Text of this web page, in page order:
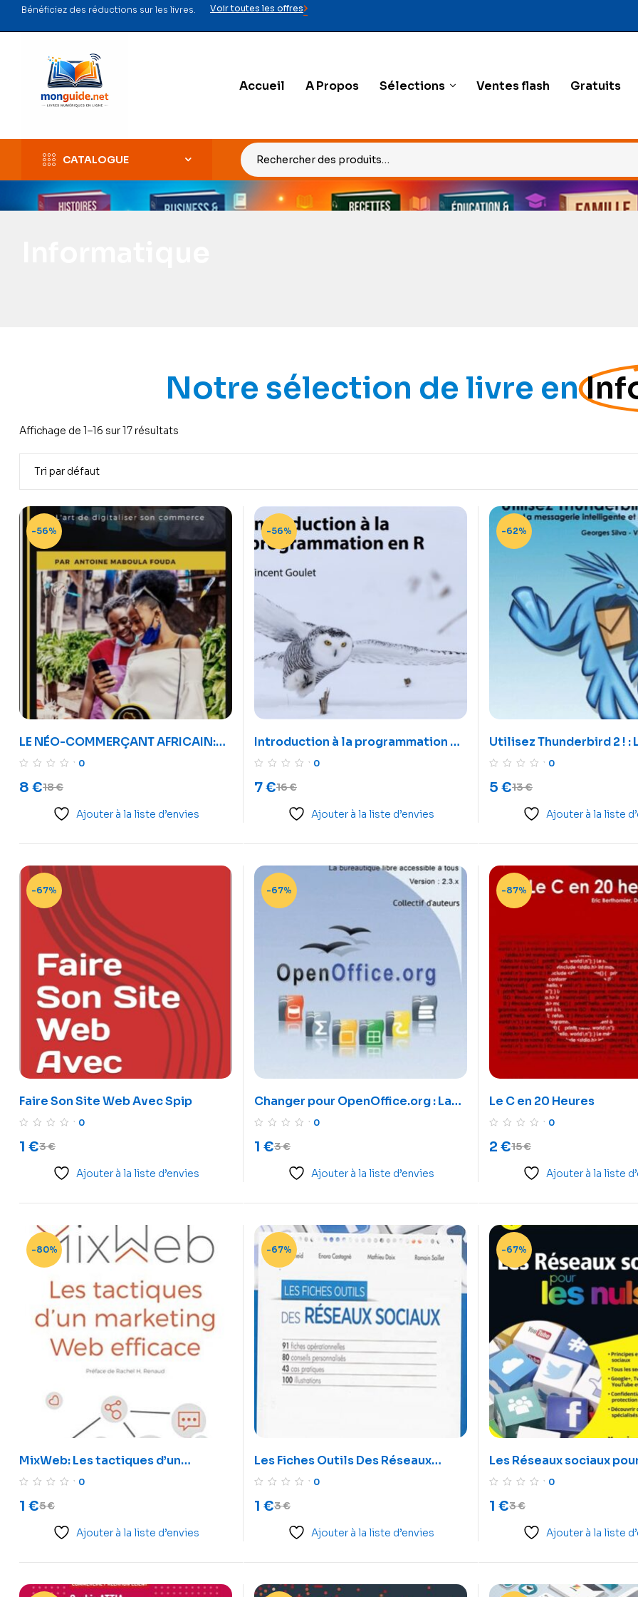
Bénéficiez des réductions sur les livres. Voir toutes les offres
Accueil A Propos Sélections Ventes flash Gratuits
CATALOGUE
Notre sélection de livre en
Affichage de 1–16 sur 17 résultats
-56%
LE NÉO-COMMERÇANT AFRICAIN:
L’art de digitaliser son commerce
0
18€
8 €
Ajouter à la liste d’envies
-56%
Introduction à la programmation en
R
0
16€
7€
Ajouter à la liste d’envies
-62%
Utilisez Thunderbird 2 ! :
messagerie intelligente
0
13€
5 €
Ajouter à la liste
-67%
Faire Son Site Web Avec Spip
0
3€
1 €
Ajouter à la liste d’envies
-67%
Changer pour OpenOffice.org : La
bureautique accessible à tous
0
3€
1 €
Ajouter à la liste d’envies
-87%
Le C en 20 Heures
0
15€
2 €
Ajouter à la liste
-80%
MixWeb: Les tactiques d’un
marketing Web efficace
0
5€
1 €
Ajouter à la liste d’envies
-67%
Les Fiches Outils Des Réseaux
Sociaux
0
3€
1 €
Ajouter à la liste d’envies
-67%
Les Réseaux sociaux
grand format, 2e édition
0
3€
1 €
Ajouter à la liste